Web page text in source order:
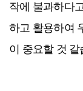
작에 불과하다
하고 활용하여
이 중요할 것 같